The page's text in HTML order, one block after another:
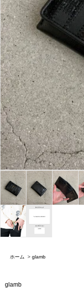
ホーム > glamb
glamb